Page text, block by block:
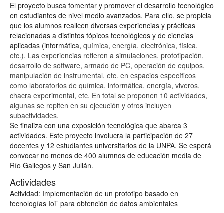
El proyecto busca fomentar y promover el desarrollo tecnológico
en estudiantes de nivel medio avanzados. Para ello, se propicia
que los alumnos realicen diversas experiencias y prácticas
relacionadas a distintos tópicos tecnológicos y de ciencias
aplicadas (informática, química, energía, electrónica, física,
etc.). Las experiencias refieren a simulaciones, prototipación,
desarrollo de software, armado de PC, operación de equipos,
manipulación de instrumental, etc. en espacios específicos
como laboratorios de química, informática, energía, viveros,
chacra experimental, etc. En total se proponen 10 actividades,
algunas se repiten en su ejecución y otros incluyen
subactividades.
Se finaliza con una exposición tecnológica que abarca 3
actividades. Este proyecto involucra la participación de 27
docentes y 12 estudiantes universitarios de la UNPA. Se esperá
convocar no menos de 400 alumnos de educación media de
Río Gallegos y San Julián.
Actividades
Actividad: Implementación de un prototipo basado en
tecnologías IoT para obtención de datos ambientales